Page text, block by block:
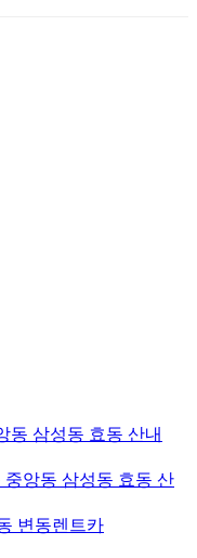
동 삼성동 효동 산내
앙동 삼성동 효동 산
변동렌트카